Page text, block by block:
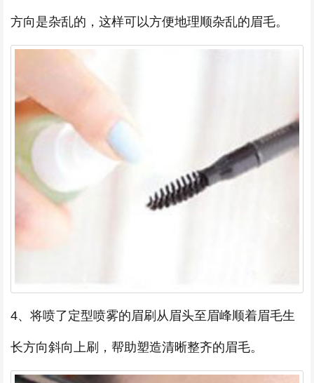
方向是杂乱的，这样可以方便地理顺杂乱的眉毛。
4、将喷了定型喷雾的眉刷从眉头至眉峰顺着眉毛生
长方向斜向上刷，帮助塑造清晰整齐的眉毛。